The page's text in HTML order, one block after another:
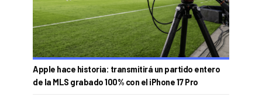
Apple hace historia: transmitirá un partido entero
de la MLS grabado 100% con el iPhone 17 Pro